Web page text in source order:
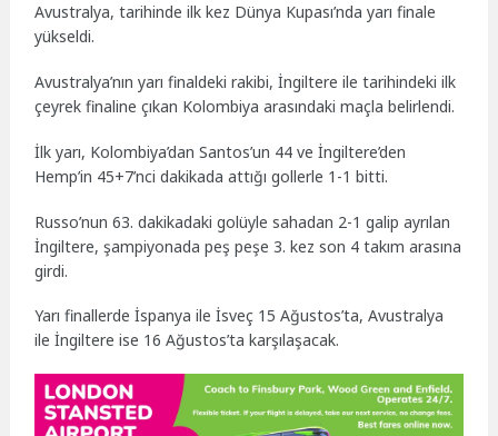
Avustralya, tarihinde ilk kez Dünya Kupası’nda yarı finale
yükseldi.
Avustralya’nın yarı finaldeki rakibi, İngiltere ile tarihindeki ilk
çeyrek finaline çıkan Kolombiya arasındaki maçla belirlendi.
İlk yarı, Kolombiya’dan Santos’un 44 ve İngiltere’den
Hemp’in 45+7’nci dakikada attığı gollerle 1-1 bitti.
Russo’nun 63. dakikadaki golüyle sahadan 2-1 galip ayrılan
İngiltere, şampiyonada peş peşe 3. kez son 4 takım arasına
girdi.
Yarı finallerde İspanya ile İsveç 15 Ağustos’ta, Avustralya
ile İngiltere ise 16 Ağustos’ta karşılaşacak.